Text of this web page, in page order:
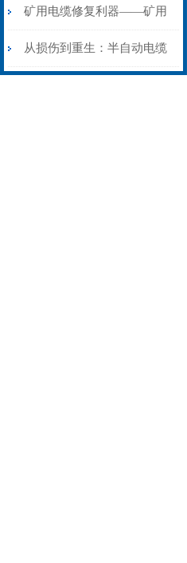
生”
安装与接线：精准修复的工
艺基石
矿用电缆修复利器——矿用
电缆热补机智能控温，安全
从损伤到重生：半自动电缆